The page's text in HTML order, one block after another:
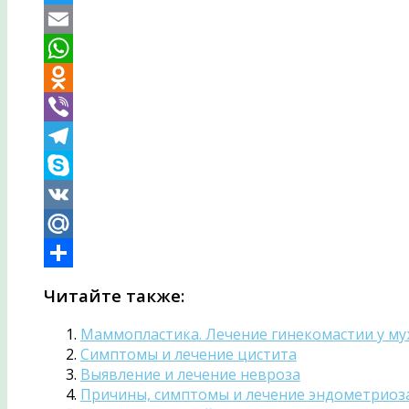
Twitter
Email
WhatsApp
Odnoklassniki
Viber
Telegram
Skype
VK
Mail.Ru
Читайте также:
Маммопластика. Лечение гинекомастии у
Симптомы и лечение цистита
Выявление и лечение невроза
Причины, симптомы и лечение